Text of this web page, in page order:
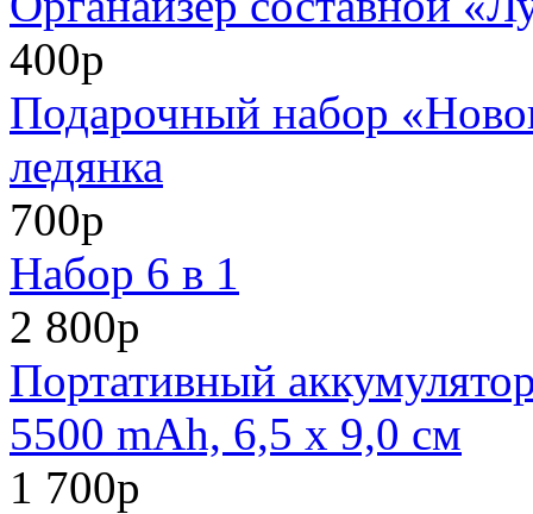
400р
Подарочный набор
ледянка
700р
Набор 6 в 1
2 800р
Портативный
5500 mAh, 6,5 х 9,0 см
1 700р